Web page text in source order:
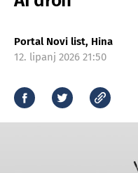
Portal Novi list, Hina
12. lipanj 2026 21:50